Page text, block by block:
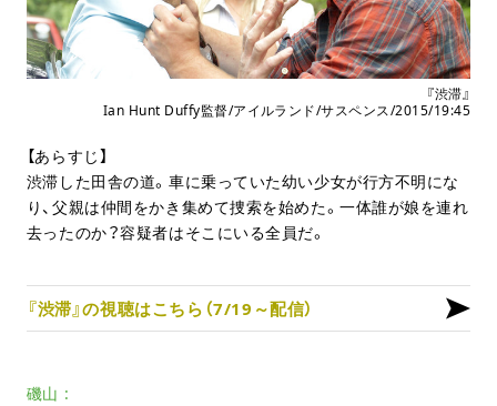
『渋滞』
Ian Hunt Duffy監督/アイルランド/サスペンス/2015/19:45
【あらすじ】
渋滞した田舎の道。車に乗っていた幼い少女が行方不明にな
り、父親は仲間をかき集めて捜索を始めた。一体誰が娘を連れ
去ったのか？容疑者はそこにいる全員だ。
『渋滞』の視聴はこちら（7/19～配信）
磯山